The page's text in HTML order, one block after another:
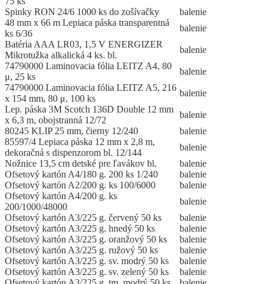
Spinky RON 24/6 1000 ks do zošívačky
balenie
48 mm x 66 m Lepiaca páska transparentná
ks 6/36
balenie
Batéria AAA LR03, 1,5 V ENERGIZER
Mikrotužka alkalická 4 ks. bl.
balenie
74790000 Laminovacia fólia LEITZ A4, 80
μ, 25 ks
balenie
74790000 Laminovacia fólia LEITZ A5, 216
x 154 mm, 80 μ, 100 ks
balenie
Lep. páska 3M Scotch 136D Double 12 mm
x 6,3 m, obojstranná 12/72
balenie
80245 KLIP 25 mm, čierny 12/240
balenie
85597/4 Lepiaca páska 12 mm x 2,8 m,
dekoračná s dispenzorom bl. 12/144
balenie
Nožnice 13,5 cm detské pre ľavákov bl.
balenie
Ofsetový kartón A4/180 g. 200 ks 1/240
balenie
Ofsetový kartón A2/200 g. ks 100/6000
balenie
Ofsetový kartón A4/200 g. ks
200/1000/48000
balenie
Ofsetový kartón A3/225 g. červený 50 ks
balenie
Ofsetový kartón A3/225 g. hnedý 50 ks
balenie
Ofsetový kartón A3/225 g. oranžový 50 ks
balenie
Ofsetový kartón A3/225 g. ružový 50 ks
balenie
Ofsetový kartón A3/225 g. sv. modrý 50 ks
balenie
Ofsetový kartón A3/225 g. sv. zelený 50 ks
balenie